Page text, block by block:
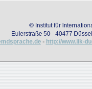
© Institut für
Eulerstraße 50 - 40477
- http://www.iik-